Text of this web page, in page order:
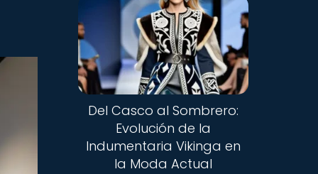
Del Casco al Sombrero:
Evolución de la
Indumentaria Vikinga en
la Moda Actual